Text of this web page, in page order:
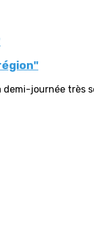
demi-journée très